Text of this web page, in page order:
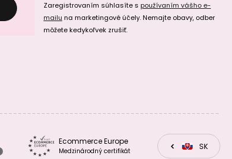
Zaregistrovaním súhlasíte s používaním vášho e-
mailu na marketingové účely. Nemajte obavy, odber
môžete kedykoľvek zrušiť.
Ecommerce Europe
Medzinárodný certifikát CZSK